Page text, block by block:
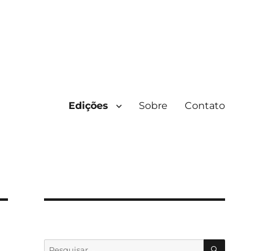
Edições Sobre Contato
Pesquisar